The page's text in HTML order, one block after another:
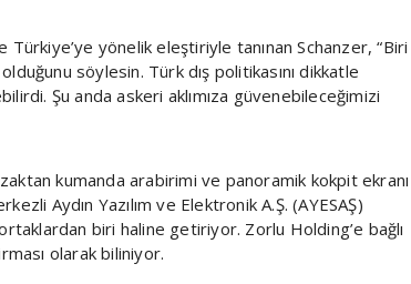
yönelik eleştiriyle tanınan Schanzer, “Biri
söylesin. Türk dış politikasını dikkatle
Şu anda askeri aklımıza güvenebileceğimizi
kumanda arabirimi ve panoramik kokpit ekranı
Aydın Yazılım ve Elektronik A.Ş. (AYESAŞ)
biri haline getiriyor. Zorlu Holding’e bağlı
olarak biliniyor.